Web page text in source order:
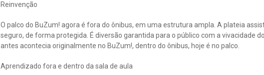
Reinvenção
O palco do BuZum! agora é fora do ônibus, em uma estrutura ampla. A plateia
seguro, de forma protegida. É diversão garantida para o público com a vivacidade
antes acontecia originalmente no BuZum!, dentro do ônibus, hoje é no palco.
Aprendizado fora e dentro da sala de aula